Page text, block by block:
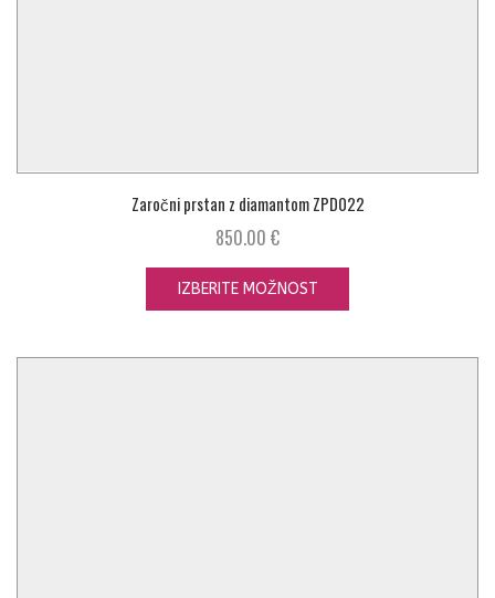
Zaročni prstan z diamantom ZPD022
850.00 €
IZBERITE MOŽNOST